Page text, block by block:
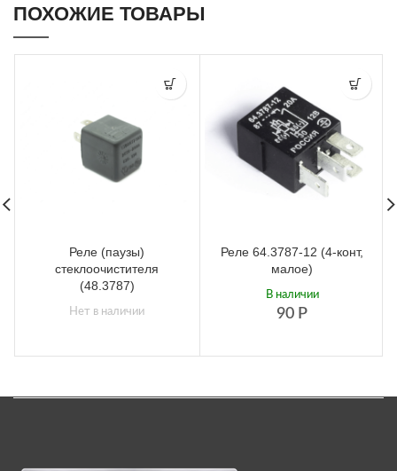
ПОХОЖИЕ ТОВАРЫ
Реле (паузы)
стеклоочистителя
(48.3787)
Нет в наличии
Реле 64.3787-12 (4-конт,
малое)
90 Р
В наличии